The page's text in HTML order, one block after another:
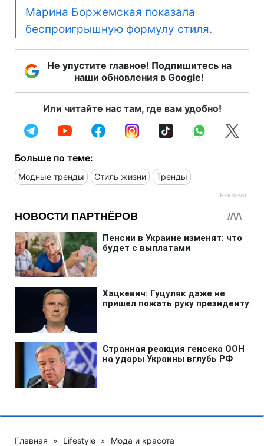
Марина Боржемская показала
беспроигрышную формулу стиля.
Не упустите главное! Подпишитесь на
наши обновления в Google!
Или читайте нас там, где вам удобно!
Больше по теме:
Модные тренды Стиль жизни Тренды
Главная » Lifestyle » Мода и красота